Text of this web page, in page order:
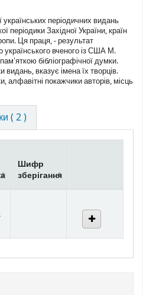
українських періодичних видань
періодики Західної України, країн
Ця праця, - результат
українського вченого із США М.
бібліографічної думки.
вказує імена їх творців.
покажчики авторів, місць
( 2 )
Шифр
зберігання